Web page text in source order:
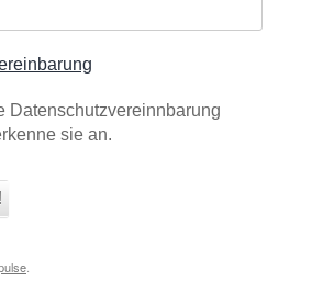
Datenschutzvereinnbarung
sie an.
.